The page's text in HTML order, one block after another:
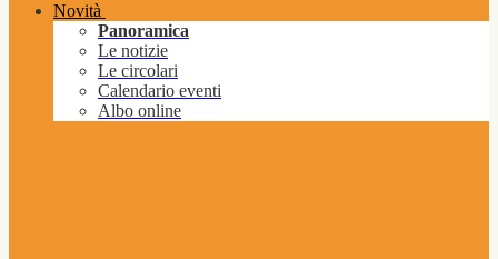
Novità
Panoramica
Le notizie
Le circolari
Calendario eventi
Albo online